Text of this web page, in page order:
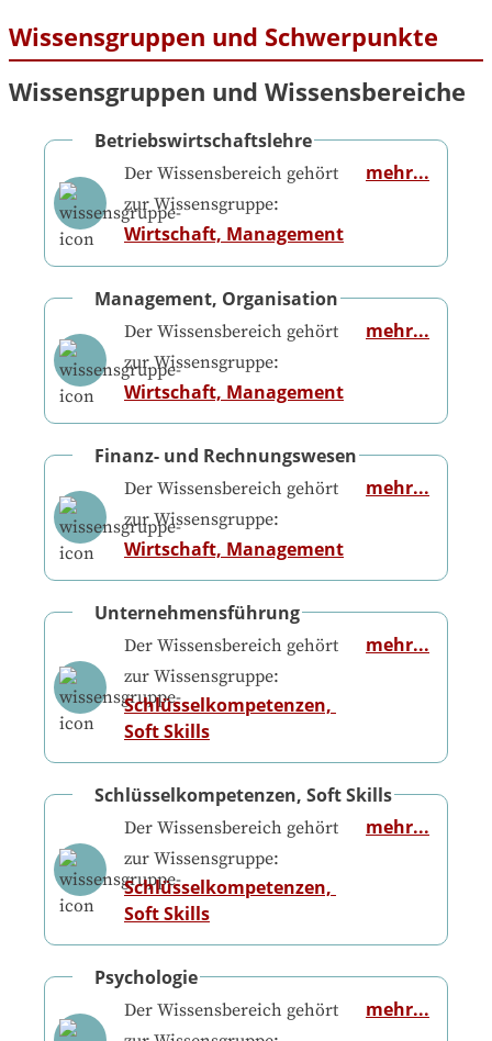
Wissensgruppen und Schwerpunkte
Wissensgruppen und Wissensbereiche
Betriebswirtschaftslehre
Der Wissensbereich gehört
zur Wissensgruppe:
Wirtschaft, Management
mehr...
Management, Organisation
Der Wissensbereich gehört
zur Wissensgruppe:
Wirtschaft, Management
mehr...
Finanz- und Rechnungswesen
Der Wissensbereich gehört
zur Wissensgruppe:
Wirtschaft, Management
mehr...
Unternehmensführung
Der Wissensbereich gehört
zur Wissensgruppe:
Schlüsselkompetenzen,
Soft Skills
mehr...
Schlüsselkompetenzen, Soft Skills
Der Wissensbereich gehört
zur Wissensgruppe:
Schlüsselkompetenzen,
Soft Skills
mehr...
Psychologie
Der Wissensbereich gehört
mehr...